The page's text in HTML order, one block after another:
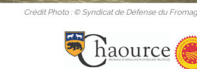
Crédit Photo : © Syndicat de Défense du